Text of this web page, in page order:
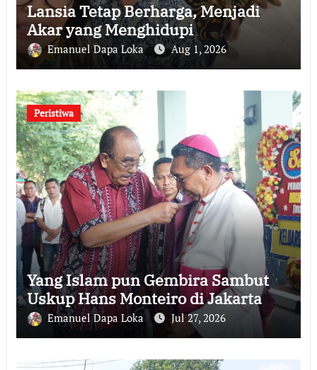
Lansia Tetap Berharga, Menjadi
Akar yang Menghidupi
Emanuel Dapa Loka Aug 1, 2026
Peristiwa
Yang Islam pun Gembira Sambut
Uskup Hans Monteiro di Jakarta
Emanuel Dapa Loka Jul 27, 2026